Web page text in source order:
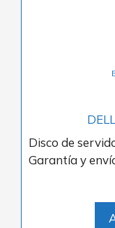
Disco de
Garantía y